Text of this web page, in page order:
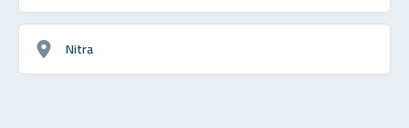
Nitra